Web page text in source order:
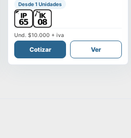
Desde 1 Unidades
Und.$10.000 + iva
Cotizar Ver